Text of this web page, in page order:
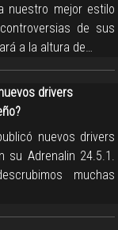
nuestro mejor estilo
de sus
a la altura de…
drivers
nuevos drivers
su Adrenalin 24.5.1.
muchas